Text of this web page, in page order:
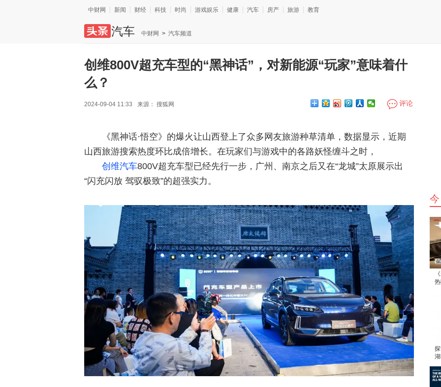
中财网 新闻 财经 科技 时尚 游戏娱乐 健康 汽车 房产 旅游 教育
汽车 中财网 > 汽车频道
创维800V超充车型的“黑神话”，对新能源“玩家”意味着什
么？
2024-09-04 11:33 来源： 搜狐网 评论
《黑神话·悟空》的爆火让山西登上了众多网友旅游种草清单，数据显示，近期
山西旅游搜索热度环比成倍增长。在玩家们与游戏中的各路妖怪缠斗之时，
创维汽车800V超充车型已经先行一步，广州、南京之后又在“龙城”太原展示出
“闪充闪放 驾驭极致”的超强实力。